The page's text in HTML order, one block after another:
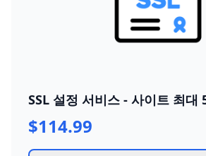
SSL 설정 서비스 - 사이트 최대
$114.99